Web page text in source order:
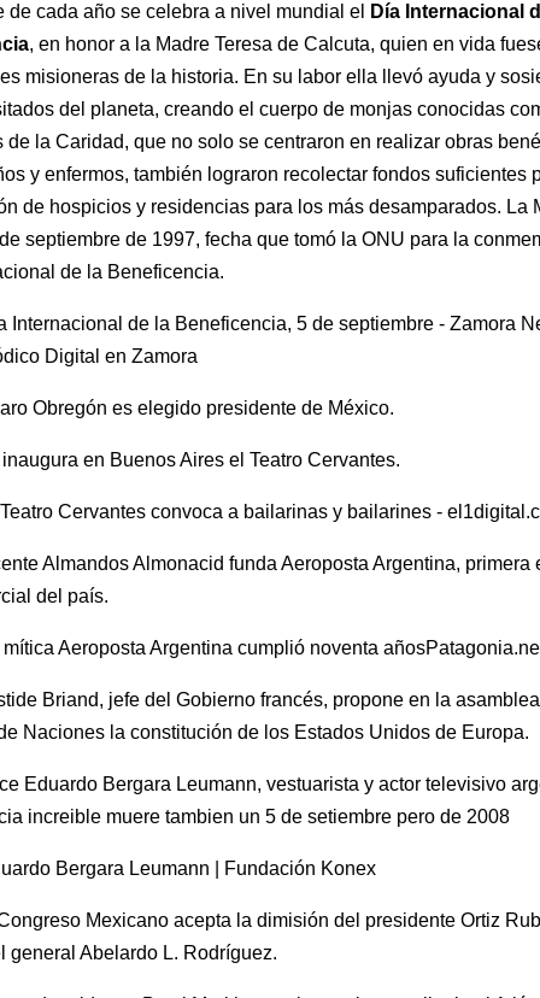
de cada año se celebra a nivel mundial el
Día Internacional
, en honor a la Madre Teresa de Calcuta, quien en vida
misioneras de la historia. En su labor ella llevó ayuda y
del planeta, creando el cuerpo de monjas conocidas
de la Caridad, que no solo se centraron en realizar obras
y enfermos, también lograron recolectar fondos suficientes
de hospicios y residencias para los más desamparados. La
septiembre de 1997, fecha que tomó la ONU para la
de la Beneficencia.
Obregón es elegido presidente de México.
en Buenos Aires el Teatro Cervantes.
Almandos Almonacid funda Aeroposta Argentina, primera
del país.
Briand, jefe del Gobierno francés, propone en la
Naciones la constitución de los Estados Unidos de Europa.
Eduardo Bergara Leumann, vestuarista y actor televisivo
increible muere tambien un 5 de setiembre pero de 2008
Mexicano acepta la dimisión del presidente Ortiz
general Abelardo L. Rodríguez.